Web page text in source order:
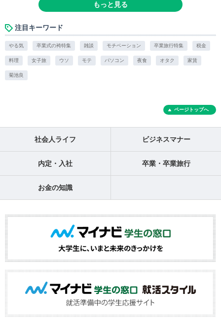
もっと見る
注目キーワード
やる気 卒業式の袴特集 雑談 モチベーション 卒業旅行特集 税金
料理 女子旅 ウソ モテ パソコン 夜食 オタク 家賃
菊池良
ページトップへ
社会人ライフ ビジネスマナー
内定・入社 卒業・卒業旅行
お金の知識